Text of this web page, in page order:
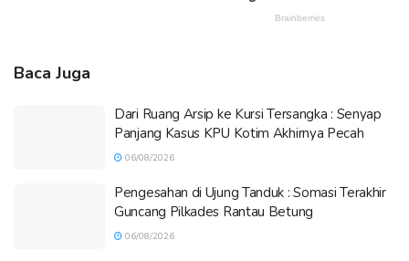
Baca Juga
Dari Ruang Arsip ke Kursi Tersangka : Senyap
Panjang Kasus KPU Kotim Akhirnya Pecah
06/08/2026
Pengesahan di Ujung Tanduk : Somasi Terakhir
Guncang Pilkades Rantau Betung
06/08/2026